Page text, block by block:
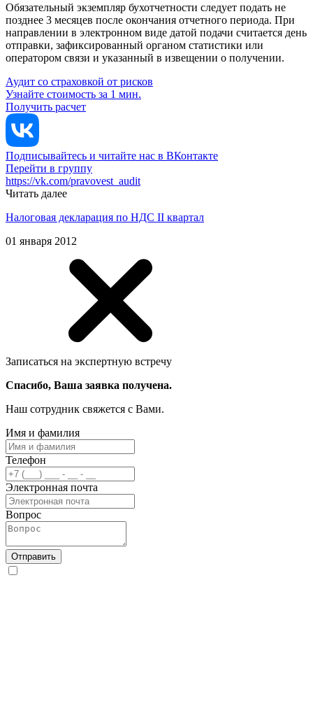
Обязательный экземпляр бухотчетности следует подать не
позднее 3 месяцев после окончания отчетного периода. При
направлении в электронном виде датой подачи считается день
отправки, зафиксированный органом статистики или
оператором связи и указанный в извещении о получении.
Аудит со страховкой от рисков
Узнайте стоимость за 1 мин.
Получить расчет
Подписывайтесь и читайте нас в ВКонтакте
Перейти в группу
https://vk.com/pravovest_audit
Читать далее
Налоговая декларация по НДС II квартал
01 января 2012
Записаться на экспертную встречу
Спасибо, Ваша заявка получена.
Наш сотрудник свяжется с Вами.
Имя и фамилия
Телефон
Электронная почта
Вопрос
Отправить